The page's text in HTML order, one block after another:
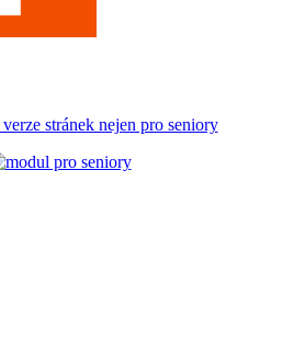
stránek nejen pro seniory